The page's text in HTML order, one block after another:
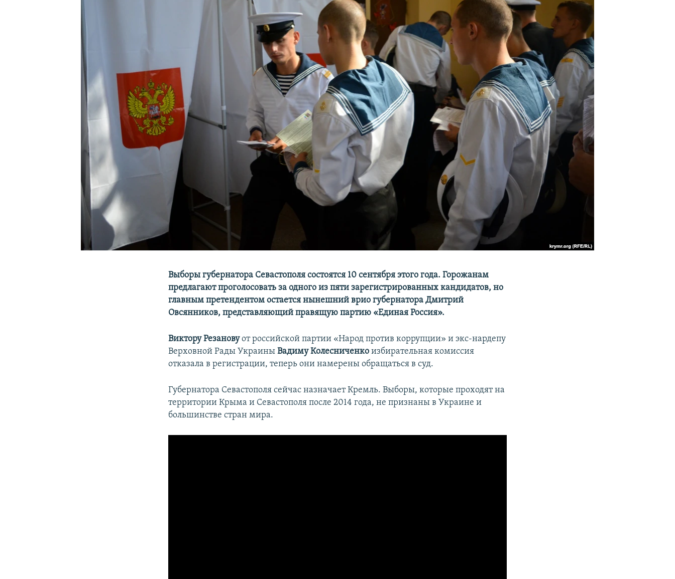
Выборы губернатора Севастополя состоятся 10 сентября этого года. Горожанам
предлагают проголосовать за одного из пяти зарегистрированных кандидатов, но
главным претендентом остается нынешний врио губернатора Дмитрий
Овсянников, представляющий правящую партию «Единая Россия».
Виктору Резановуот российской партии «Народ против коррупции» и экс-нардепу
Верховной Рады УкраиныВадиму Колесниченко избирательная комиссия
отказала в регистрации, теперь они намерены обращаться в суд.
Губернатора Севастополя сейчас назначает Кремль. Выборы, которые проходят на
территории Крыма и Севастополя после 2014 года, не признаны в Украине и
большинстве стран мира.